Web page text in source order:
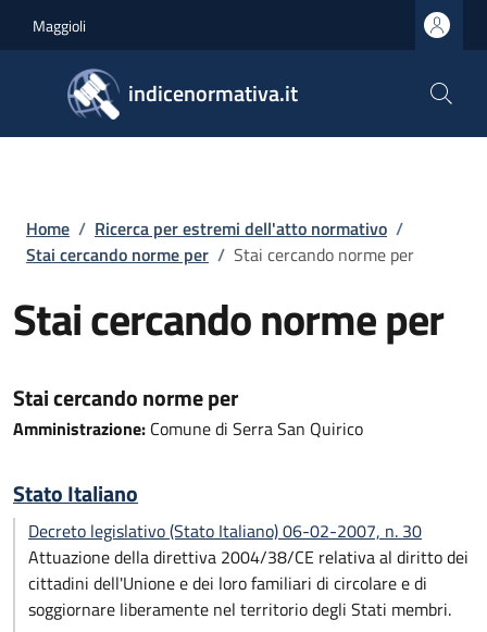
Maggioli
indicenormativa.it
Briciole di pane
Home / Ricerca per estremi dell'atto normativo /
Stai cercando norme per / Stai cercando norme per
Stai cercando norme per
Stai cercando norme per
Amministrazione: Comune di Serra San Quirico
Stato Italiano
Decreto legislativo (Stato Italiano) 06-02-2007, n. 30
Attuazione della direttiva 2004/38/CE relativa al diritto dei
cittadini dell'Unione e dei loro familiari di circolare e di
soggiornare liberamente nel territorio degli Stati membri.